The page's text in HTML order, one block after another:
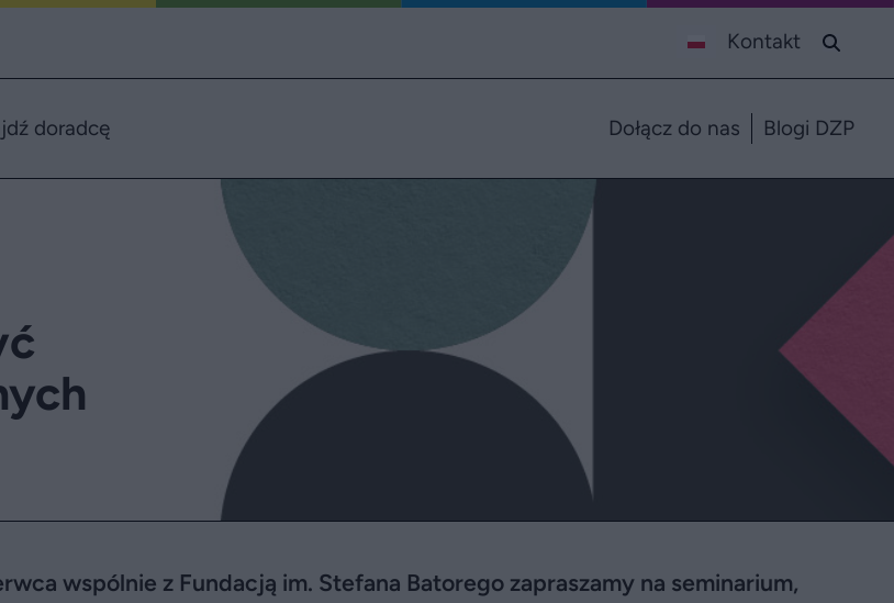
Kontakt
doradcę Dołącz do nas Blogi DZP
wspólnie z Fundacją im. Stefana Batorego zapraszamy na seminarium,